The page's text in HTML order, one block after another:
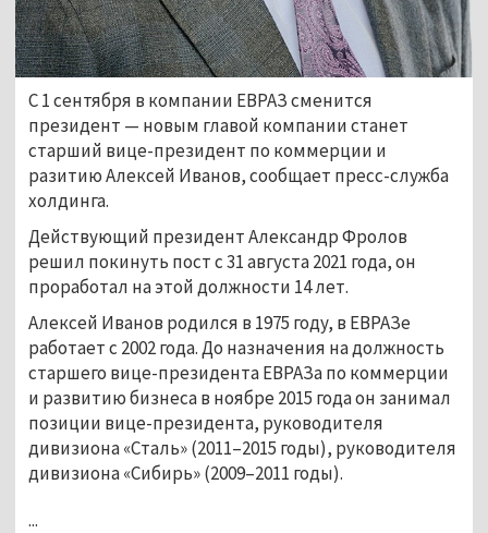
С 1 сентября в компании ЕВРАЗ сменится
президент — новым главой компании станет
старший вице-президент по коммерции и
разитию Алексей Иванов, сообщает пресс-служба
холдинга.
Действующий президент Александр Фролов
решил покинуть пост с 31 августа 2021 года, он
проработал на этой должности 14 лет.
Алексей Иванов родился в 1975 году, в ЕВРАЗе
работает с 2002 года. До назначения на должность
старшего вице-президента ЕВРАЗа по коммерции
и развитию бизнеса в ноябре 2015 года он занимал
позиции вице-президента, руководителя
дивизиона «Сталь» (2011–2015 годы), руководителя
дивизиона «Сибирь» (2009–2011 годы).
...